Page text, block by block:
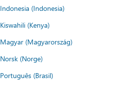
Indonesia (Indonesia)
Kiswahili (Kenya)
Magyar (Magyarország)
Norsk (Norge)
Português (Brasil)